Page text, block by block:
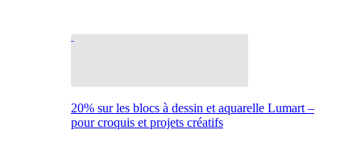
20% sur les blocs à dessin et aquarelle Lumart –
pour croquis et projets créatifs